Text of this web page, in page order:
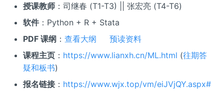
授课教师：司继春 (T1-T3) || 张宏亮 (T4-T6)
软件：Python + R + Stata
PDF 课纲 ： 查看大纲
预读资料
课程主页： https://www.lianxh.cn/ML.html (往期答
疑和板书)
报名链接： https://www.wjx.top/vm/eiJVjQY.aspx#